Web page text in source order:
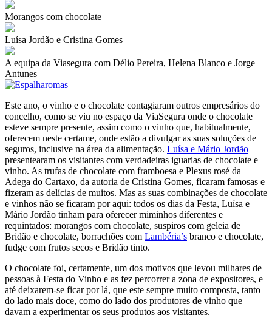
Morangos com chocolate
Luísa Jordão e Cristina Gomes
A equipa da Viasegura com Délio Pereira, Helena Blanco e Jorge
Antunes
Este ano, o vinho e o chocolate contagiaram outros empresários do
concelho, como se viu no espaço da ViaSegura onde o chocolate
esteve sempre presente, assim como o vinho que, habitualmente,
oferecem neste certame, onde estão a divulgar as suas soluções de
seguros, inclusive na área da alimentação. Luísa e Mário Jordão
presentearam os visitantes com verdadeiras iguarias de chocolate e
vinho. As trufas de chocolate com framboesa e Plexus rosé da
Adega do Cartaxo, da autoria de Cristina Gomes, ficaram famosas e
fizeram as delícias de muitos. Mas as suas combinações de chocolate
e vinhos não se ficaram por aqui: todos os dias da Festa, Luísa e
Mário Jordão tinham para oferecer miminhos diferentes e
requintados: morangos com chocolate, suspiros com geleia de
Bridão e chocolate, borrachões com Lambéria’s branco e chocolate,
fudge com frutos secos e Bridão tinto.
O chocolate foi, certamente, um dos motivos que levou milhares de
pessoas à Festa do Vinho e as fez percorrer a zona de expositores, e
até deixarem-se ficar por lá, que este sempre muito composta, tanto
do lado mais doce, como do lado dos produtores de vinho que
davam a experimentar os seus produtos aos visitantes.